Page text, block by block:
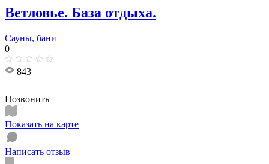
Ветловье. База отдыха.
Сауны, бани
0
843
Позвонить
Показать на карте
Написать отзыв